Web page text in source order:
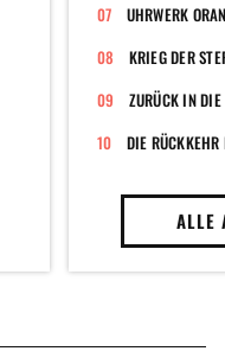
UHRWERK
KRIEG DER
ZURÜCK IN DIE
DIE
ALLE